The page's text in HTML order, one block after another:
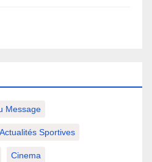
Message
Actualités Sportives
Cinema